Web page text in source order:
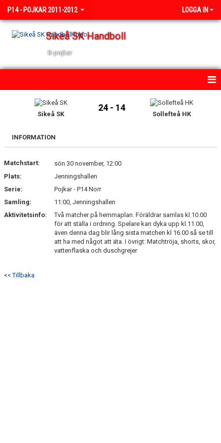
P14 - POJKAR 2011-2012 LOGGA IN
Sikeå SK Handboll
B-pojkar
KALENDER
TRUPPEN
DOKUMENT
Sikeå SK
24 - 14
Sollefteå HK
INFORMATION
Matchstart:
sön 30 november, 12:00
Plats:
Jenningshallen
Serie:
Pojkar - P14 Norr
Samling:
11:00, Jenningshallen
Aktivitetsinfo:
Två matcher på hemmaplan. Föräldrar samlas kl.10.00
för att ställa i ordning. Spelare kan dyka upp kl.11.00,
även denna dag blir lång sista matchen kl 16.00 så se till
att ha med något att äta. I övrigt: Matchtröja, shorts, skor,
vattenflaska och duschgrejer
<< Tillbaka